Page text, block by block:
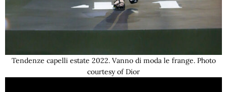
Tendenze capelli estate 2022. Vanno di moda le frange. Photo
courtesy of Dior